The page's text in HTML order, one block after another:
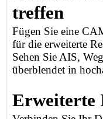
treffen
Fügen Sie eine
für die erweiterte
Sehen Sie AIS,
überblendet in
Erweiterte